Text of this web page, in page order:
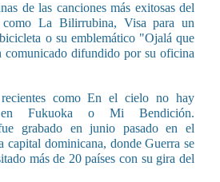
de las canciones más exitosas del
como La Bilirrubina, Visa para un
o su emblemático "Ojalá que
comunicado difundido por su oficina
como En el cielo no hay
en Fukuoka o Mi Bendición.
grabado en junio pasado en el
capital dominicana, donde Guerra se
más de 20 países con su gira del